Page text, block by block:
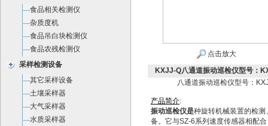
食品相关检测仪
杂质度机
食品吊白块检测仪
食品农残检测仪
采样检测设备
其它采样设备
土壤采样器
大气采样器
水质采样器
点击放大
KXJJ-Q八通道振动巡检仪型号：
八通道振动巡检仪型号：
产品简介:
振动巡检仪是种旋转机械装置的检测
备。它与SZ-6系列速度传感器相配